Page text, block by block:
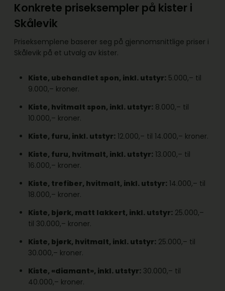
Konkrete priseksempler på kister i
Skålevik
Priseksemplene baserer seg på gjennomsnittlige priser i
Skålevik på et utvalg av kister.
Kiste, ubehandlet spon, inkl. utstyr: 5.000,– til
9.000,– kroner.
Kiste, hvitmalt spon, inkl. utstyr: 8.000,– til
10.000,– kroner.
Kiste, furu, inkl. utstyr: 12.000,– til 14.000,– kroner.
Kiste, furu, hvitmalt, inkl. utstyr: 13.000,– til
16.000,– kroner.
Kiste, trefiber, hvitmalt, inkl. utstyr: 14.000,– til
18.000,– kroner.
Kiste, bjørk, matt lakkert, inkl. utstyr: 25.000,–
til 30.000,– kroner.
Kiste, bjørk, hvitmalt, inkl. utstyr: 25.000,– til
30.000,– kroner.
Kiste, «diamant», inkl. utstyr: 30.000,– til
40.000,– kroner.